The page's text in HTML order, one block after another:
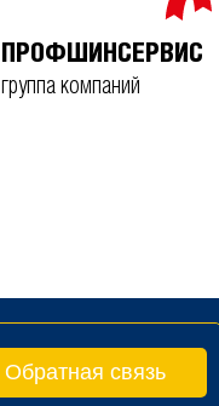
ПРОФШИНСЕРВИС
группа компаний
Обратная связь